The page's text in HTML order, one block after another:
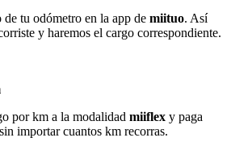
tu odómetro en la app de miituo. Así
y haremos el cargo correspondiente.
por km a la modalidad miiflex y paga
importar cuantos km recorras.